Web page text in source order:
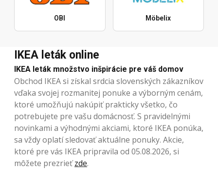
OBI Möbelix
IKEA leták online
IKEA leták množstvo inšpirácie pre váš domov
Obchod IKEA si získal srdcia slovenských zákazníkov
vďaka svojej rozmanitej ponuke a výborným cenám,
ktoré umožňujú nakúpiť prakticky všetko, čo
potrebujete pre vašu domácnosť. S pravidelnými
novinkami a výhodnými akciami, ktoré IKEA ponúka,
sa vždy oplatí sledovať aktuálne ponuky. Akcie,
ktoré pre vás IKEA pripravila od 05.08.2026, si
môžete prezrieťzde.